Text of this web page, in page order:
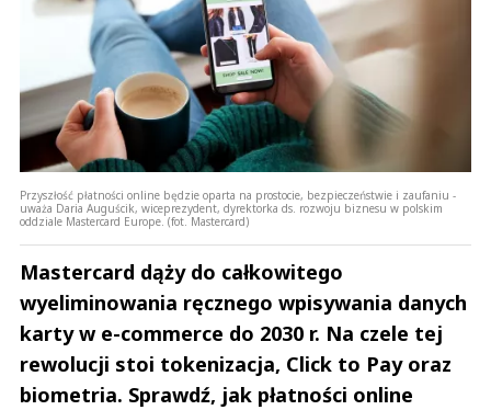
Przyszłość płatności online będzie oparta na prostocie, bezpieczeństwie i zaufaniu -
uważa Daria Auguścik, wiceprezydent, dyrektorka ds. rozwoju biznesu w polskim
oddziale Mastercard Europe. (fot. Mastercard)
Mastercard dąży do całkowitego
wyeliminowania ręcznego wpisywania danych
karty w e-commerce do 2030 r. Na czele tej
rewolucji stoi tokenizacja, Click to Pay oraz
biometria. Sprawdź, jak płatności online